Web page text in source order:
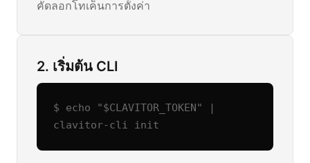
คัดลอกโทเค็นการตั้งค่า
2. เริ่มต้น CLI
$ echo "$CLAVITOR_TOKEN" |
clavitor-cli init